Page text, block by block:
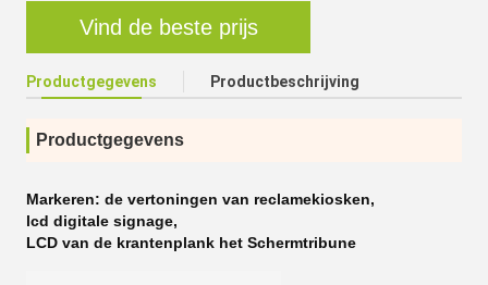
Vind de beste prijs
Productgegevens Productbeschrijving
Productgegevens
Markeren: de vertoningen van reclamekiosken,
lcd digitale signage,
LCD van de krantenplank het Schermtribune